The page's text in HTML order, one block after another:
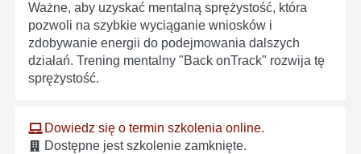
Ważne, aby uzyskać mentalną sprężystość, która
pozwoli na szybkie wyciąganie wniosków i
zdobywanie energii do podejmowania dalszych
działań. Trening mentalny "Back onTrack" rozwija tę
sprężystość.
Dowiedz się o termin szkolenia online.
Dostępne jest szkolenie zamknięte.